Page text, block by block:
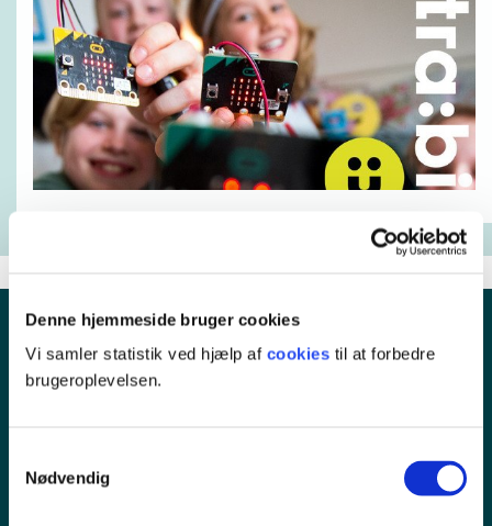
Denne hjemmeside bruger cookies
Vi samler statistik ved hjælp af cookies til at forbedre
brugeroplevelsen.
Nødvendig